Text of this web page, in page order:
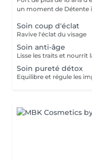
un moment de Détente
Soin coup d'éclat
Ravive l'éclat du visage
Soin anti-âge
Lisse les traits et nourrit
Soin pureté détox
Equilibre et régule les